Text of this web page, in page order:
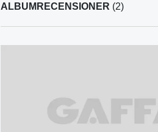
ALBUMRECENSIONER (2)